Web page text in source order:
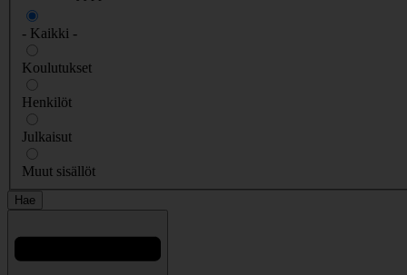
- Kaikki -
Koulutukset
Henkilöt
Julkaisut
Muut sisällöt